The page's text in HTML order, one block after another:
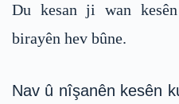
Du kesan ji wan
birayên hev bûne.
Nav û nîşanên kesên